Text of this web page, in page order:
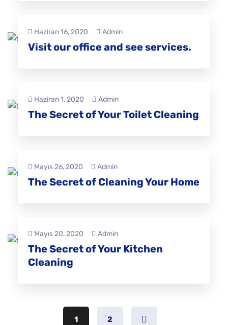
Haziran 16, 2020 Admin
Visit our office and see services.
Haziran 1, 2020 Admin
The Secret of Your Toilet Cleaning
Mayıs 26, 2020 Admin
The Secret of Cleaning Your Home
Mayıs 20, 2020 Admin
The Secret of Your Kitchen
Cleaning
1 2